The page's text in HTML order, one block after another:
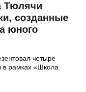
Тюлячи
созданные
юного
четыре
в рамках «Школа